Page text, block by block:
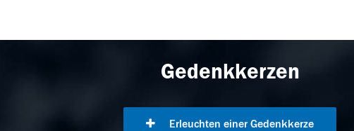
Gedenkkerzen
Erleuchten einer Gedenkkerze